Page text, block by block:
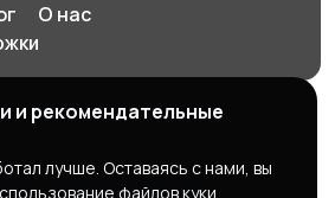
О нас
и рекомендательные
лучше. Оставаясь с нами, вы
файлов куки.